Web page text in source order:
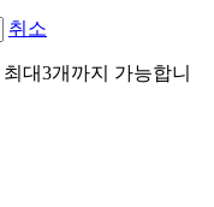
취소
대3개까지 가능합니